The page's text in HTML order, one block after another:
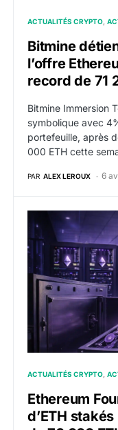
ACTUALITÉS CRYPTO
Bitmine
l’offre
record de 71
Bitmine Immersion
symbolique avec
portefeuille, après
000 ETH cette
PAR ALEX LEROUX 6
Ethereum
ACTUALITÉS CRYPTO
Ethereum
d’ETH